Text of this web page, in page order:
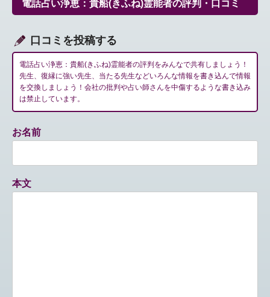
シ
ン
電話占い浄恵：貴船(きふね)霊能者の評判・口コミ
口コミを投稿する
電話占い浄恵：貴船(きふね)霊能者の評判をみんなで共有しましょう！
先生、復縁に強い先生、当たる先生などいろんな情報を書き込んで情報
を交換しましょう！会社の批判や占い師さんを中傷するような書き込み
は禁止しています。
お名前
本文